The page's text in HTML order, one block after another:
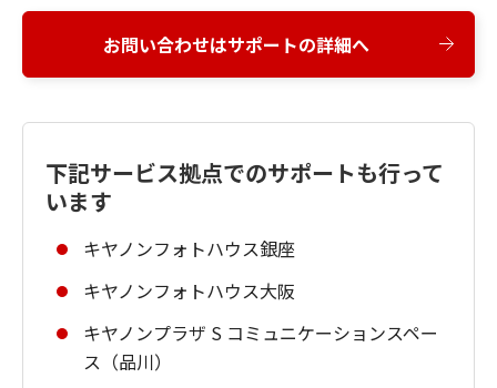
お問い合わせはサポートの詳細へ
下記サービス拠点でのサポートも行って
います
キヤノンフォトハウス銀座
キヤノンフォトハウス大阪
キヤノンプラザ S コミュニケーションスペー
ス（品川）